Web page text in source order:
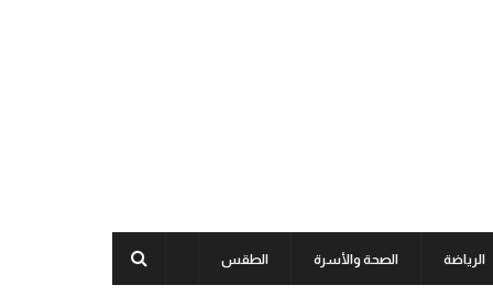
الرياضة الصحة والأسرة الطقس